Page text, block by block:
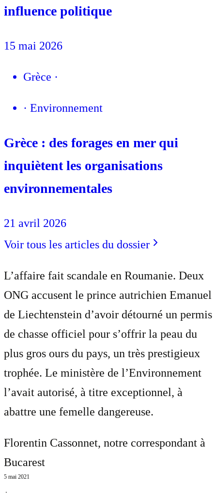
influence politique
15 mai 2026
Grèce ·
· Environnement
Grèce : des forages en mer qui
inquiètent les organisations
environnementales
21 avril 2026
Voir tous les articles du dossier
L’affaire fait scandale en Roumanie. Deux
ONG accusent le prince autrichien Emanuel
de Liechtenstein d’avoir détourné un permis
de chasse officiel pour s’offrir la peau du
plus gros ours du pays, un très prestigieux
trophée. Le ministère de l’Environnement
l’avait autorisé, à titre exceptionnel, à
abattre une femelle dangereuse.
Florentin Cassonnet, notre correspondant à
Bucarest
5 mai 2021
⋅